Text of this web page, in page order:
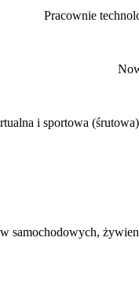
Pracownie
i sportowa